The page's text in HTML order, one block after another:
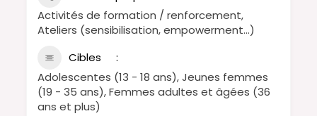
Activités de formation / renforcement,
Ateliers (sensibilisation, empowerment…)
Cibles
Adolescentes (13 - 18 ans), Jeunes femmes
(19 - 35 ans), Femmes adultes et âgées (36
ans et plus)